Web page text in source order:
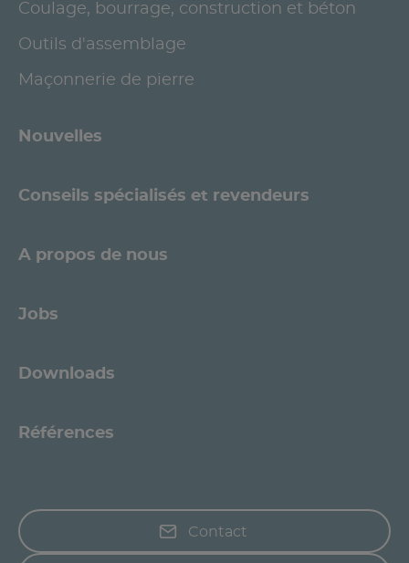
Coulage, bourrage, construction et béton
Outils d'assemblage
Maçonnerie de pierre
Nouvelles
Conseils spécialisés et revendeurs
A propos de nous
Jobs
Downloads
Références
Contact